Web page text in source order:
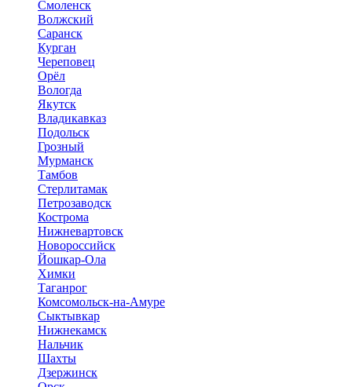
Смоленск
Волжский
Саранск
Курган
Череповец
Орёл
Вологда
Якутск
Владикавказ
Подольск
Грозный
Мурманск
Тамбов
Стерлитамак
Петрозаводск
Кострома
Нижневартовск
Новороссийск
Йошкар-Ола
Химки
Таганрог
Комсомольск-на-Амуре
Сыктывкар
Нижнекамск
Нальчик
Шахты
Дзержинск